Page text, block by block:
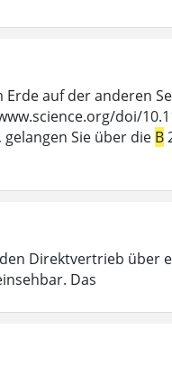
auf der anderen
doi/
Sie über die B
Direktvertrieb über
Das